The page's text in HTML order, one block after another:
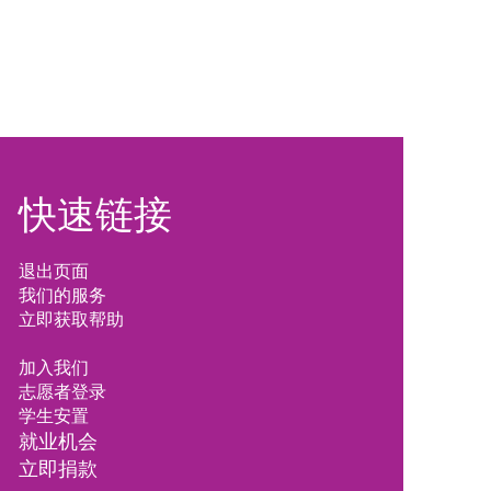
快速链接
退出页面
我们的服务
立即获取帮助
加入我们
志愿者登录
学生安置
就业机会
立即捐款